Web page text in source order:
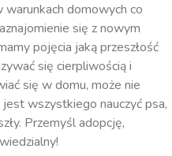
warunkach domowych co
się z nowym
pojęcia jaką przeszłość
się cierpliwością i
się w domu, może nie
wszystkiego nauczyć psa,
Przemyśl adopcję,